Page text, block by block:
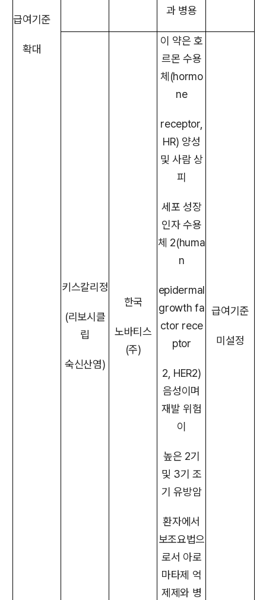
급여기준
확대
과 병용
키스칼리정
(리보시클
립
숙신산염)
한국
노바티스
(주)
이 약은 호
르몬 수용
체(hormo
ne
receptor,
HR) 양성
및 사람 상
피
세포 성장
인자 수용
체 2(huma
n
epidermal
growth fa
ctor rece
ptor
2, HER2)
음성이며
재발 위험
이
높은 2기
및 3기 조
기 유방암
환자에서
보조요법으
로서 아로
마타제 억
제제와 병
급여기준
미설정